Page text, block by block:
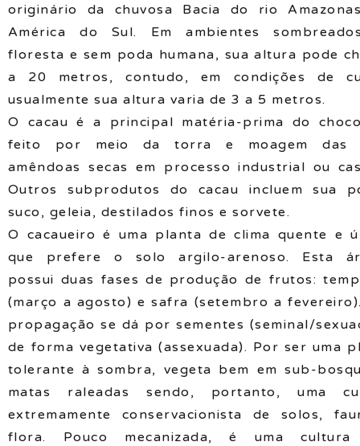
originário da chuvosa Bacia do rio
América do Sul. Em ambientes
floresta e sem poda humana, sua altura pode
a 20 metros, contudo, em condições de
usualmente sua altura varia de 3 a 5 metros.
O cacau é a principal matéria-prima do
feito por meio da torra e moagem das
amêndoas secas em processo industrial ou
Outros subprodutos do cacau incluem sua
suco, geleia, destilados finos e sorvete.
O cacaueiro é uma planta de clima quente e
que prefere o solo argilo-arenoso. Esta
possui duas fases de produção de frutos:
(março a agosto) e safra (setembro a
propagação se dá por sementes (seminal/
de forma vegetativa (assexuada). Por ser uma
tolerante à sombra, vegeta bem em sub-
matas raleadas sendo, portanto, uma
extremamente conservacionista de solos,
flora. Pouco mecanizada, é uma cultura